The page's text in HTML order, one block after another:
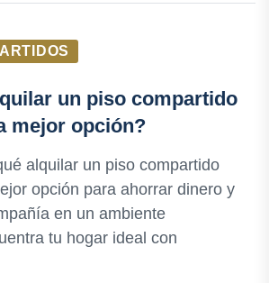
un piso compartido
mejor opción?
alquilar un piso compartido
opción para ahorrar dinero y
en un ambiente
tu hogar ideal con